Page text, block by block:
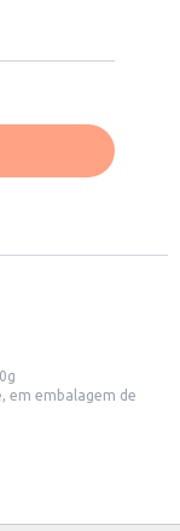
em embalagem de
é perfeito para